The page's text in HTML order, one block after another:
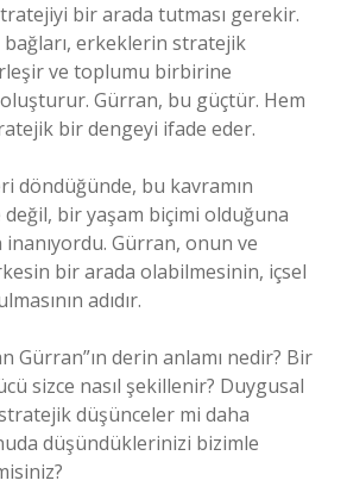
bir arada tutması gerekir.
bağları, erkeklerin stratejik
ve toplumu birbirine
Gürran, bu güçtür. Hem
bir dengeyi ifade eder.
döndüğünde, bu kavramın
bir yaşam biçimi olduğuna
Gürran, onun ve
bir arada olabilmesinin, içsel
adıdır.
Gürran”ın derin anlamı nedir? Bir
sizce nasıl şekillenir? Duygusal
düşünceler mi daha
düşündüklerinizi bizimle